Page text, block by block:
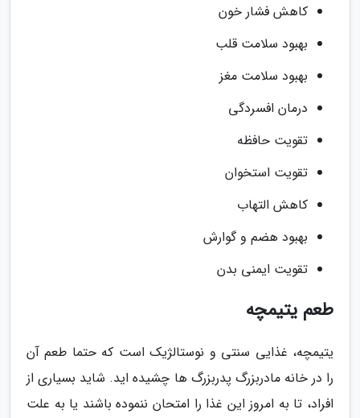
کاهش فشار خون
بهبود سلامت قلب
بهبود سلامت مغز
درمان افسردگی
تقویت حافظه
تقویت استخوان
کاهش التهاب
بهبود هضم و گوارش
تقویت ایمنی بدن
طعم یتیمچه
یتیمچه، غذایی سنتی و نوستالژیک است که حتما طعم آن
را در خانه مادربزرگ پدربزرگ ها چشیده اید. شاید بسیاری از
افراد، تا به امروز این غذا را امتحان ننموده باشند یا به علت